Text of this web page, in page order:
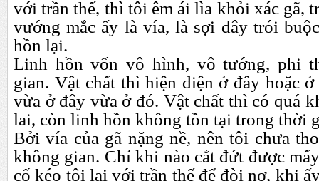
với trần thế, thì tôi êm ái lìa khỏi xác gã,
vướng mắc ấy là vía, là sợi dây trói
hồn lại.
Linh hồn vốn vô hình, vô tướng, phi
gian. Vật chất thì hiện diện ở đây hoặc
vừa ở đây vừa ở đó. Vật chất thì có quá
lai, còn linh hồn không tồn tại trong thời
Bởi vía của gã nặng nề, nên tôi chưa
không gian. Chỉ khi nào cắt đứt được
cố kéo tôi lại với trần thế để đòi nợ, khi